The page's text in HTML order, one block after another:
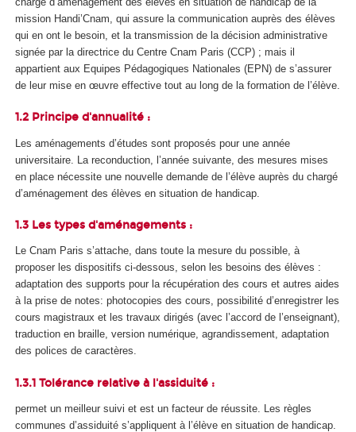
mission Handi’Cnam, qui assure la communication auprès des élèves
qui en ont le besoin, et la transmission de la décision administrative
signée par la directrice du Centre Cnam Paris (CCP) ; mais il
appartient aux Equipes Pédagogiques Nationales (EPN) de s’assurer
de leur mise en œuvre effective tout au long de la formation de l’élève.
1.2 Principe d'annualité :
Les aménagements d’études sont proposés pour une année
universitaire. La reconduction, l’année suivante, des mesures mises
en place nécessite une nouvelle demande de l’élève auprès du chargé
d’aménagement des élèves en situation de handicap.
1.3 Les types d'aménagements :
Le Cnam Paris s’attache, dans toute la mesure du possible, à
proposer les dispositifs ci-dessous, selon les besoins des élèves :
adaptation des supports pour la récupération des cours et autres aides
à la prise de notes: photocopies des cours, possibilité d’enregistrer les
cours magistraux et les travaux dirigés (avec l’accord de l’enseignant),
traduction en braille, version numérique, agrandissement, adaptation
des polices de caractères.
1.3.1 Tolérance relative à l'assiduité :
permet un meilleur suivi et est un facteur de réussite. Les règles
communes d’assiduité s’appliquent à l’élève en situation de handicap.